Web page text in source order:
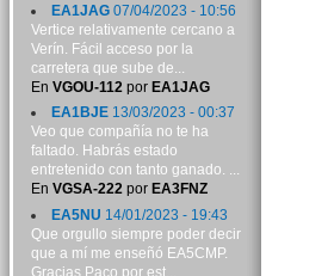
EA1JAG07/04/2023 - 10:56
Vertice relativamente cercano a
Verín. Fácil acceso por la
carretera que sube de...
En VGOU-112por EA1JAG
EA1BJE13/03/2023 - 00:37
Veo que compañía no te ha
faltado. Habrás estado
entretenido con tanto ganado. ...
En VGSA-222por EA3FNZ
EA5NU 14/01/2023 - 19:43
Que orgullo siempre poder decir
que a mí me enseñó EA5CMP.
Gracias Paco por est...